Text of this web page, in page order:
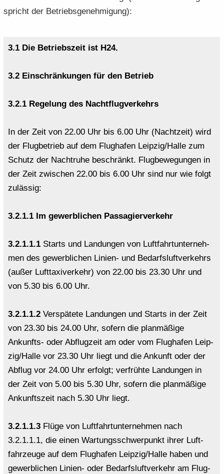
e
d
a
v
g
a
­
t
­
n
­
t
o
e
a
v
g
a
­
t
­
n
a
i
n
spricht der Be­triebs­ge­neh­mi­gung):
3.1 Die Be­triebs­zeit ist H24.
3.2 Ein­schrän­kun­gen für den Be­trieb
3.2.1 Re­ge­lung des Nacht­flug­ver­kehrs
In der Zeit von 22.00 Uhr bis 6.00 Uhr (Nacht­zeit) wird
der Flug­be­trieb auf dem Flug­ha­fen Leip­zig/Halle zum
Schutz der Nacht­ru­he be­schränkt. Flug­be­we­gun­gen in
der Zeit zwi­schen 22.00 bis 6.00 Uhr sind nur wie folgt
zu­läs­sig:
3.2.1.1 Im ge­werb­li­chen Pas­sa­gier­ver­kehr
3.2.1.1.1Starts und Lan­dun­gen von Luft­fahrt­un­ter­neh­
men des ge­werb­li­chen Linien-​ und Be­darfs­luft­ver­kehrs
(außer Luft­ta­xi­ver­kehr) von 22.00 bis 23.30 Uhr und
von 5.30 bis 6.00 Uhr.
3.2.1.1.2Ver­spä­te­te Lan­dun­gen und Starts in der Zeit
von 23.30 bis 24.00 Uhr, so­fern die plan­mä­ßi­ge
Ankunfts-​ oder Ab­flug­zeit am oder vom Flug­ha­fen Leip­
zig/Halle vor 23.30 Uhr liegt und die An­kunft oder der
Ab­flug vor 24.00 Uhr er­folgt; ver­früh­te Lan­dun­gen in
der Zeit von 5.00 bis 5.30 Uhr, so­fern die plan­mä­ßi­ge
An­kunfts­zeit nach 5.30 Uhr liegt.
3.2.1.1.3Flüge von Luft­fahrt­un­ter­neh­men nach
3.2.1.1.1, die einen War­tungs­schwer­punkt ihrer Luft­
fahr­zeu­ge auf dem Flug­ha­fen Leip­zig/Halle haben und
ge­werb­li­chen Linien-​ oder Be­darfs­luft­ver­kehr am Flug­
­
­
­
n